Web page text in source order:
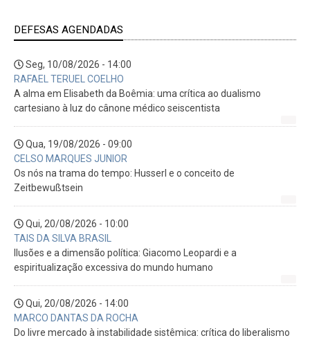
DEFESAS AGENDADAS
Seg, 10/08/2026 - 14:00
RAFAEL TERUEL COELHO
A alma em Elisabeth da Boêmia: uma crítica ao dualismo
cartesiano à luz do cânone médico seiscentista
Qua, 19/08/2026 - 09:00
CELSO MARQUES JUNIOR
Os nós na trama do tempo: Husserl e o conceito de
Zeitbewußtsein
Qui, 20/08/2026 - 10:00
TAIS DA SILVA BRASIL
Ilusões e a dimensão política: Giacomo Leopardi e a
espiritualização excessiva do mundo humano
Qui, 20/08/2026 - 14:00
MARCO DANTAS DA ROCHA
Do livre mercado à instabilidade sistêmica: crítica do liberalismo